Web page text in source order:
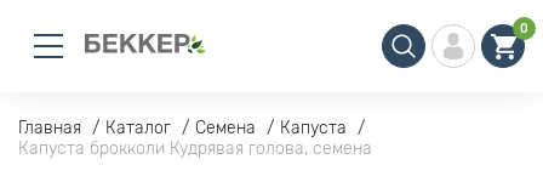
0
Главная Каталог Семена
Капуста
Капуста брокколи Кудрявая голова, семена